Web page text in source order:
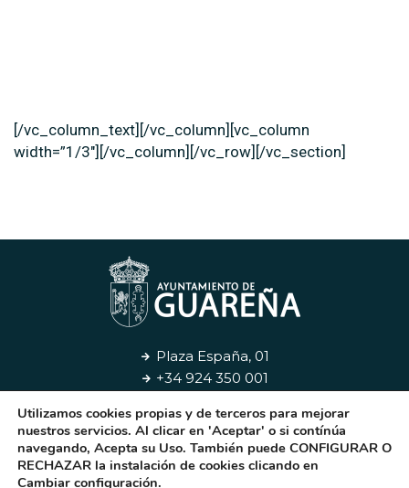
[/vc_column_text][/vc_column][vc_column
width=”1/3″][/vc_column][/vc_row][/vc_section]
Plaza España, 01
+34 924 350 001
Aviso Legal Privacidad Cookies Contacto
© 2026. Ayuntamiento de Guareña
Utilizamos cookies propias y de terceros para mejorar
nuestros servicios. Al clicar en 'Aceptar' o si contínúa
navegando, Acepta su Uso. También puede CONFIGURAR O
RECHAZAR la instalación de cookies clicando en
Cambiar configuración.